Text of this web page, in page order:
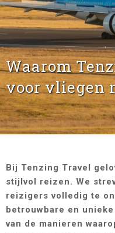
Waarom
voor vliegen
Bij Tenzing Travel
stijlvol reizen. We
reizigers volledig te
betrouwbare en
van de manieren